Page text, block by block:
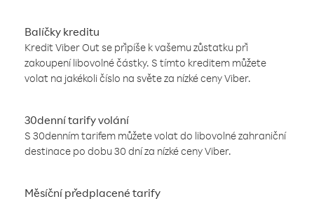
Balíčky kreditu
Kredit Viber Out se připíše k vašemu zůstatku při
zakoupení libovolné částky. S tímto kreditem můžete
volat na jakékoli číslo na světe za nízké ceny Viber.
30denní tarify volání
S 30denním tarifem můžete volat do libovolné zahraniční
destinace po dobu 30 dní za nízké ceny Viber.
Měsíční předplacené tarify